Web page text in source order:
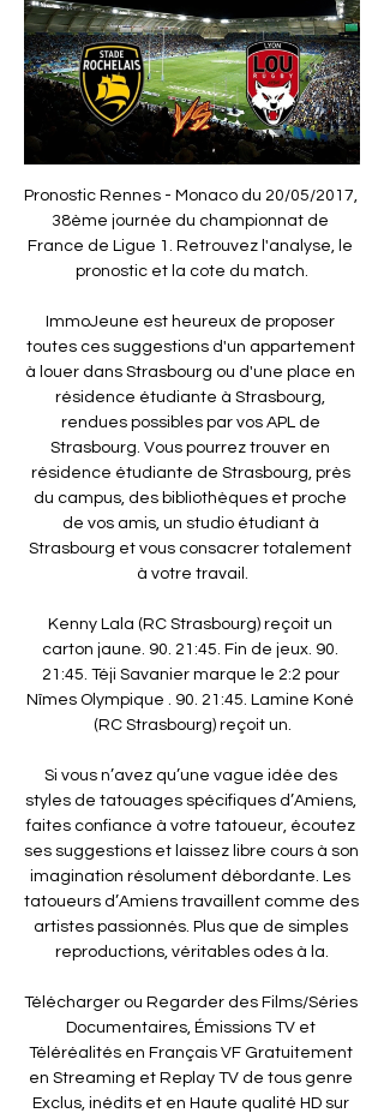
Pronostic Rennes - Monaco du 20/05/2017,
38ème journée du championnat de
France de Ligue 1. Retrouvez l'analyse, le
pronostic et la cote du match.
ImmoJeune est heureux de proposer
toutes ces suggestions d'un appartement
à louer dans Strasbourg ou d'une place en
résidence étudiante à Strasbourg,
rendues possibles par vos APL de
Strasbourg. Vous pourrez trouver en
résidence étudiante de Strasbourg, près
du campus, des bibliothèques et proche
de vos amis, un studio étudiant à
Strasbourg et vous consacrer totalement
à votre travail.
Kenny Lala (RC Strasbourg) reçoit un
carton jaune. 90. 21:45. Fin de jeux. 90.
21:45. Téji Savanier marque le 2:2 pour
Nîmes Olympique . 90. 21:45. Lamine Koné
(RC Strasbourg) reçoit un.
Si vous n’avez qu’une vague idée des
styles de tatouages spécifiques d’Amiens,
faites confiance à votre tatoueur, écoutez
ses suggestions et laissez libre cours à son
imagination résolument débordante. Les
tatoueurs d’Amiens travaillent comme des
artistes passionnés. Plus que de simples
reproductions, véritables odes à la.
Télécharger ou Regarder des Films/Séries
Documentaires, Émissions TV et
Téléréalités en Français VF Gratuitement
en Streaming et Replay TV de tous genre
Exclus, inédits et en Haute qualité HD sur